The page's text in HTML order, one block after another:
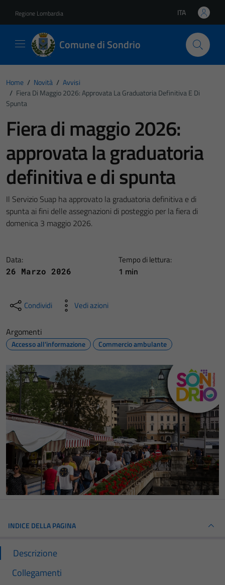
Regione Lombardia Lingua attiva:
ITA
Comune di Sondrio
Home / Novità / Avvisi
/ Fiera Di Maggio 2026: Approvata La Graduatoria Definitiva E Di
Spunta
Fiera di maggio 2026:
approvata la graduatoria
definitiva e di spunta
Il Servizio Suap ha approvato la graduatoria definitiva e di
spunta ai fini delle assegnazioni di posteggio per la fiera di
domenica 3 maggio 2026.
Data:
26 Marzo 2026
Tempo di lettura:
1 min
Condividi Vedi azioni
Argomenti
Accesso all'informazione Commercio ambulante
INDICE DELLA PAGINA
Descrizione
Collegamenti